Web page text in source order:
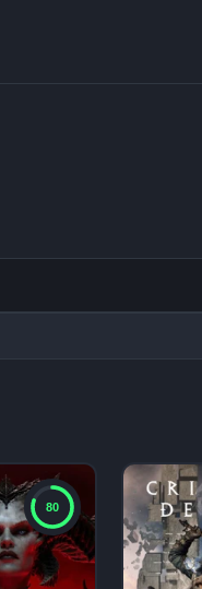
80